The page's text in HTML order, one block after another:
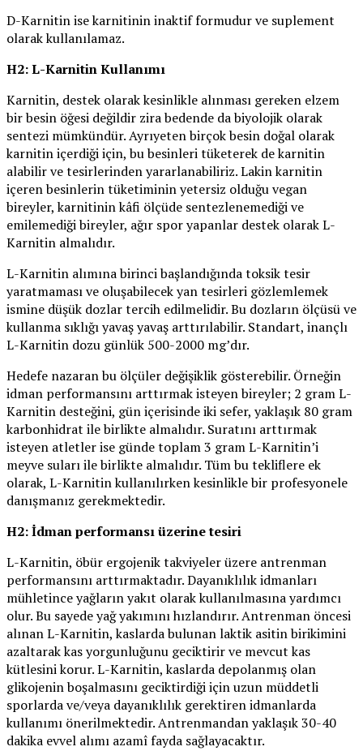
D-Karnitin ise karnitinin inaktif formudur ve suplement
olarak kullanılamaz.
H2: L-Karnitin Kullanımı
Karnitin, destek olarak kesinlikle alınması gereken elzem
bir besin öğesi değildir zira bedende da biyolojik olarak
sentezi mümkündür. Ayrıyeten birçok besin doğal olarak
karnitin içerdiği için, bu besinleri tüketerek de karnitin
alabilir ve tesirlerinden yararlanabiliriz. Lakin karnitin
içeren besinlerin tüketiminin yetersiz olduğu vegan
bireyler, karnitinin kâfi ölçüde sentezlenemediği ve
emilemediği bireyler, ağır spor yapanlar destek olarak L-
Karnitin almalıdır.
L-Karnitin alımına birinci başlandığında toksik tesir
yaratmaması ve oluşabilecek yan tesirleri gözlemlemek
ismine düşük dozlar tercih edilmelidir. Bu dozların ölçüsü ve
kullanma sıklığı yavaş yavaş arttırılabilir. Standart, inançlı
L-Karnitin dozu günlük 500-2000 mg’dır.
Hedefe nazaran bu ölçüler değişiklik gösterebilir. Örneğin
idman performansını arttırmak isteyen bireyler; 2 gram L-
Karnitin desteğini, gün içerisinde iki sefer, yaklaşık 80 gram
karbonhidrat ile birlikte almalıdır. Suratını arttırmak
isteyen atletler ise günde toplam 3 gram L-Karnitin’i
meyve suları ile birlikte almalıdır. Tüm bu tekliflere ek
olarak, L-Karnitin kullanılırken kesinlikle bir profesyonele
danışmanız gerekmektedir.
H2: İdman performansı üzerine tesiri
L-Karnitin, öbür ergojenik takviyeler üzere antrenman
performansını arttırmaktadır. Dayanıklılık idmanları
mühletince yağların yakıt olarak kullanılmasına yardımcı
olur. Bu sayede yağ yakımını hızlandırır. Antrenman öncesi
alınan L-Karnitin, kaslarda bulunan laktik asitin birikimini
azaltarak kas yorgunluğunu geciktirir ve mevcut kas
kütlesini korur. L-Karnitin, kaslarda depolanmış olan
glikojenin boşalmasını geciktirdiği için uzun müddetli
sporlarda ve/veya dayanıklılık gerektiren idmanlarda
kullanımı önerilmektedir. Antrenmandan yaklaşık 30-40
dakika evvel alımı azamî fayda sağlayacaktır.